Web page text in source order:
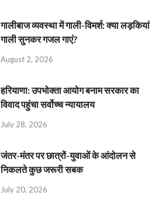
गालीबाज व्‍यवस्‍था में गाली-विमर्श: क्या लड़कियां
गाली सुनकर गजल गाएं?
August 2, 2026
हरियाणा: उपभोक्ता आयोग बनाम सरकार का
विवाद पहुंचा सर्वोच्च न्यायालय
July 28, 2026
जंतर-मंतर पर छात्रों-युवाओं के आंदोलन से
निकलते कुछ जरूरी सबक
July 20, 2026